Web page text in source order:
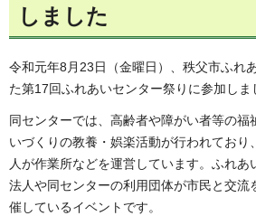
しました
令和元年8月23日（金曜日）、秩父市ふれ
た第17回ふれあいセンター祭りに参加しま
同センターでは、高齢者や障がい者等の福
いづくりの教養・娯楽活動が行われており
人が作業所などを運営しています。ふれあ
法人や同センターの利用団体が市民と交流
催しているイベントです。